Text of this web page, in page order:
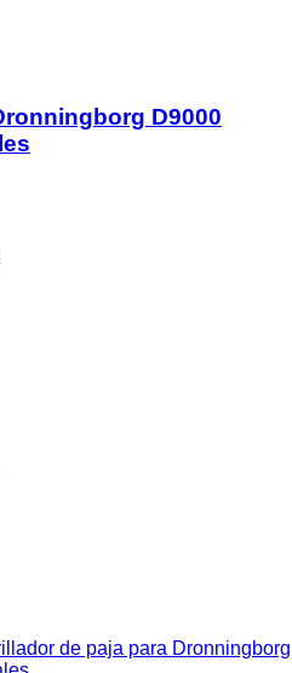
D9000
de paja para Dronningborg